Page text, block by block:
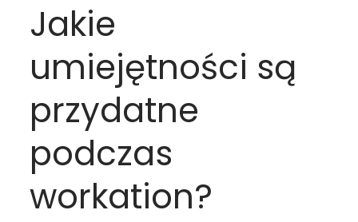
Jakie
umiejętności są
przydatne
podczas
workation?